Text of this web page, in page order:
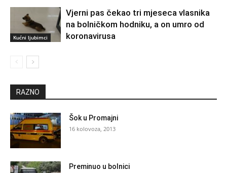
Kućni ljubimci
Vjerni pas čekao tri mjeseca vlasnika
na bolničkom hodniku, a on umro od
koronavirusa
RAZNO
Šok u Promajni
16 kolovoza, 2013
Preminuo u bolnici